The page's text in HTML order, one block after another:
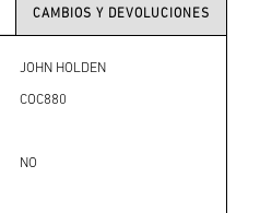
CAMBIOS Y DEVOLUCIONES
JOHN HOLDEN
COC880
NO